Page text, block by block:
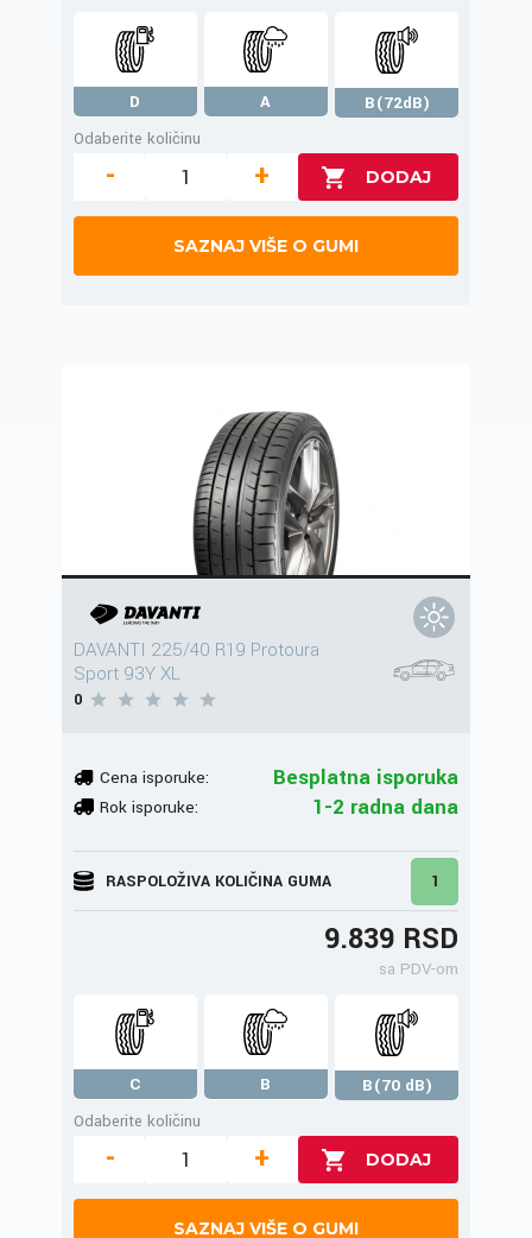
D A
B(72dB)
Odaberite količinu
- +
SAZNAJ VIŠE O GUMI
DAVANTI 225/40 R19 Protoura
Sport 93Y XL
0
Cena isporuke: Besplatna isporuka
Rok isporuke: 1-2 radna dana
RASPOLOŽIVA KOLIČINA GUMA 1
9.839 RSD
sa PDV-om
C B
B(70 dB)
Odaberite količinu
- +
SAZNAJ VIŠE O GUMI